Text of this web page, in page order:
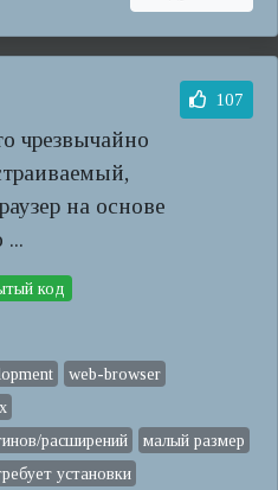
чрезвычайно
на основе
...
107
код
web-browser
расширений
малый размер
установки